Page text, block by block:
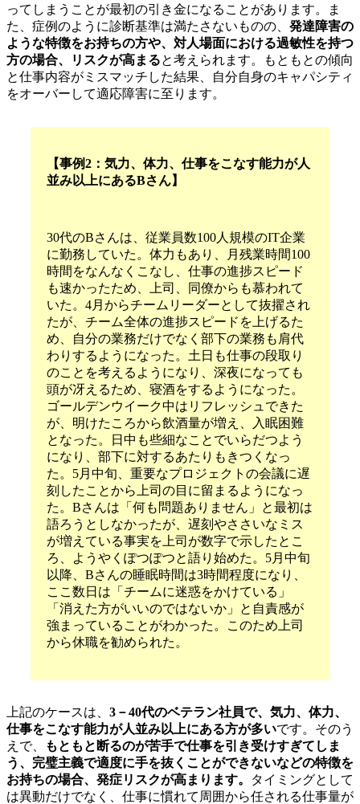
ってしまうことが最初の引き金になることがあります。
ま
た、症例のように診断基準は満たさないものの、 発達障害の
ような特徴をお持ちの方や、対人場面における過敏性を持つ
方の場合、リスクが高まると考えられます。もともとの傾向
と仕事内容がミスマッチした結果、自分自身のキャパシティ
をオーバーして適応障害に至ります。
【事例2：気力、体力、仕事をこなす能力が人
並み以上にあるBさん】
30代のBさんは、従業員数100人規模のIT企業
に勤務していた。体力もあり、月残業時間100
時間をなんなくこなし、仕事の進捗スピード
も速かったため、上司、同僚からも慕われて
いた。4月からチームリーダーとして抜擢され
たが、チーム全体の進捗スピードを上げるた
め、自分の業務だけでなく部下の業務も肩代
わりするようになった。土日も仕事の段取り
のことを考えるようになり、深夜になっても
頭が冴えるため、寝酒をするようになった。
ゴールデンウイーク中はリフレッシュできた
が、明けたころから飲酒量が増え、入眠困難
となった。日中も些細なことでいらだつよう
になり、部下に対するあたりもきつくなっ
た。5月中旬、重要なプロジェクトの会議に遅
刻したことから上司の目に留まるようになっ
た。Bさんは「何も問題ありません」と最初は
語ろうとしなかったが、遅刻やささいなミス
が増えている事実を上司が数字で示したとこ
ろ、ようやくぽつぽつと語り始めた。5月中旬
以降、Bさんの睡眠時間は3時間程度になり、
ここ数日は「チームに迷惑をかけている」
「消えた方がいいのではないか」と自責感が
強まっていることがわかった。このため上司
から休職を勧められた。
上記のケースは、 3－40代のベテラン社員で、気力、体力、
仕事をこなす能力が人並み以上にある方が多いです。そのう
えで、
もともと断るのが苦手で仕事を引き受けすぎてしま
う、完璧主義で適度に手を抜くことができないなどの特徴を
お持ちの場合、発症リスクが高まります。
タイミングとして
は異動だけでなく、仕事に慣れて周囲から任される仕事量が